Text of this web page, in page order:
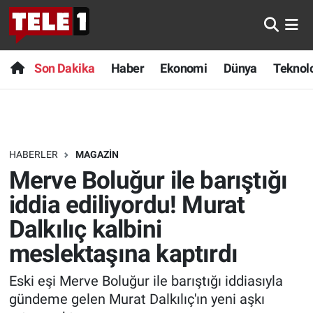
Son Dakika Haber Ekonomi Dünya
HABERLER MAGAZIN
Merve Boluğur ile barıştığı
iddia ediliyordu! Murat
Dalkılıç kalbini
meslektaşına kaptırdı
Eski eşi Merve Boluğur ile barıştığı iddiasıyla
gündeme gelen Murat Dalkılıç'ın yeni aşkı
Anında Manşet
Başka Sohbetler
Bilim turu
Bilim ve Teknoloji Evreni
Doğa Konuşuyor
Dünya
Ege Saati
Son Dakika
Haber
Dünya
Teknoloji
Sağlık
Spor
Yayın Akışı
Nöbetçi Eczaneler
Hava Durumu
Trafik Durumu
Süper Lig Puan Durumu ve Fikstür
Tüm Manşetler
Son Dakika Haberleri
Haber Arşivi